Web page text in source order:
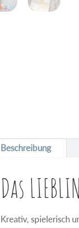
Beschreibung
Das
Kreativ, spielerisch